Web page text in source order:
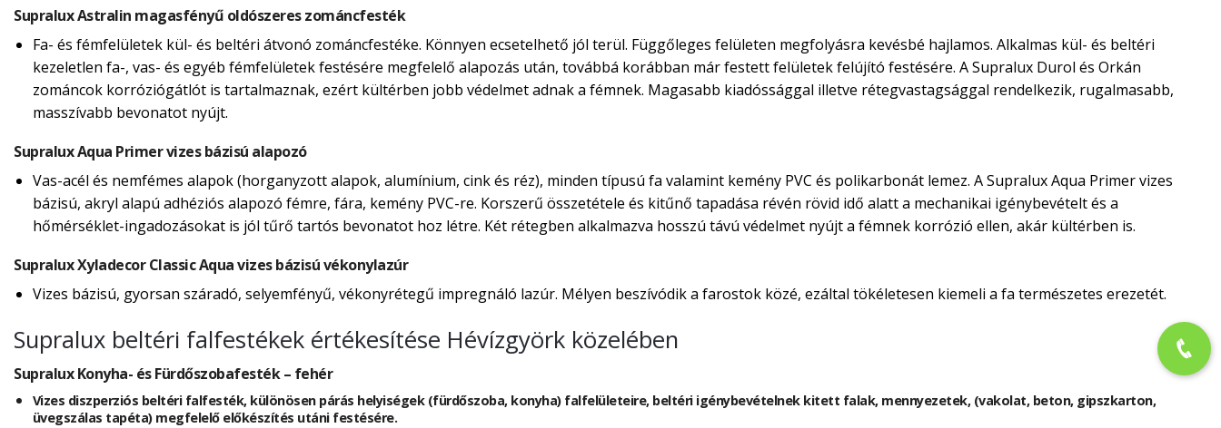
Supralux Astralin magasfényű oldószeres zománcfesték
Fa- és fémfelületek kül- és beltéri átvonó zománcfestéke. Könnyen ecsetelhető jól terül. Függőleges felületen megfolyásra kevésbé hajlamos. Alkalmas kül- és beltéri
kezeletlen fa-, vas- és egyéb fémfelületek festésére megfelelő alapozás után, továbbá korábban már festett felületek felújító festésére. A Supralux Durol és Orkán
zománcok korróziógátlót is tartalmaznak, ezért kültérben jobb védelmet adnak a fémnek. Magasabb kiadóssággal illetve rétegvastagsággal rendelkezik, rugalmasabb,
masszívabb bevonatot nyújt.
Supralux Aqua Primer vizes bázisú alapozó
Vas-acél és nemfémes alapok (horganyzott alapok, alumínium, cink és réz), minden típusú fa valamint kemény PVC és polikarbonát lemez. A Supralux Aqua Primer vizes
bázisú, akryl alapú adhéziós alapozó fémre, fára, kemény PVC-re. Korszerű összetétele és kitűnő tapadása révén rövid idő alatt a mechanikai igénybevételt és a
hőmérséklet-ingadozásokat is jól tűrő tartós bevonatot hoz létre. Két rétegben alkalmazva hosszú távú védelmet nyújt a fémnek korrózió ellen, akár kültérben is.
Supralux Xyladecor Classic Aqua vizes bázisú vékonylazúr
Vizes bázisú, gyorsan száradó, selyemfényű, vékonyrétegű impregnáló lazúr. Mélyen beszívódik a farostok közé, ezáltal tökéletesen kiemeli a fa természetes erezetét.
Supralux beltéri falfestékek értékesítése Hévízgyörk közelében
Supralux Konyha- és Fürdőszobafesték – fehér
Vizes diszperziós beltéri falfesték, különösen párás helyiségek (fürdőszoba, konyha) falfelületeire, beltéri igénybevételnek kitett falak, mennyezetek, (vakolat, beton, gipszkarton,
üvegszálas tapéta) megfelelő előkészítés utáni festésére.